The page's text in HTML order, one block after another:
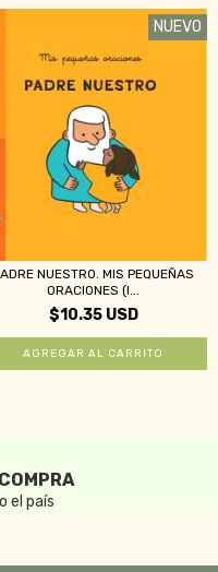
NUEVO
NUESTRO. MIS PEQUEÑAS
ORACIONES (I...
$10.35 USD
el país